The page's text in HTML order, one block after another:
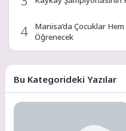
4
Manisa’da Çocuklar
Öğrenecek
5
6 Pedallar Kandıra’nın
Başkan Kocaman,
Bu Kategorideki Yazılar